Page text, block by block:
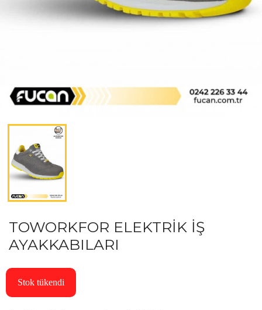
TOWORKFOR ELEKTRİK İŞ
AYAKKABILARI
Stok tükendi